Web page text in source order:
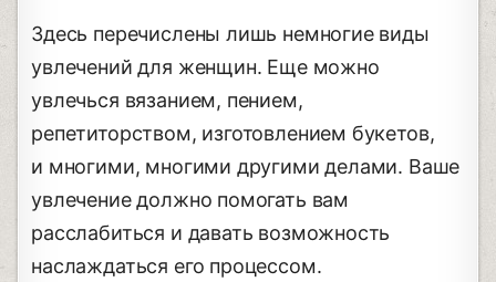
Здесь перечислены лишь немногие виды
увлечений для женщин. Еще можно
увлечься вязанием, пением,
репетиторством, изготовлением букетов,
и многими, многими другими делами. Ваше
увлечение должно помогать вам
расслабиться и давать возможность
наслаждаться его процессом.